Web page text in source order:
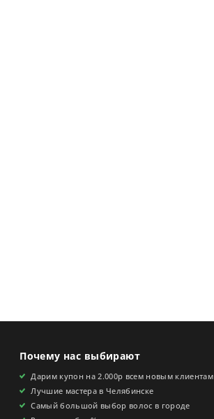
Почему нас выбирают
Дарим купон на 2.000р всем новым клиентам
Лучшие мастера в Челябинске
Самый большой выбор волос в городе